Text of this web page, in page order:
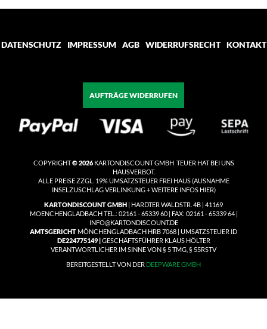
unseren
DATENSCHUTZ
IMPRESSUM AGB WIDERRUFSRECHT KONTAKT
AUFTRÄGE WIDERRUFEN
COPYRIGHT© 2026KARTONDISCOUNT GMBH TEUER HAT BEI UNS
HAUSVERBOT.
ALLE PREISE ZZGL. 19% UMSATZSTEUER FREI HAUS(AUSNAHME
INSELZUSCHLAG VERLINKUNG + WEITERE INFOS HIER)
KARTONDISCOUNT GMBH | HARDTER WALDSTR. 4B | 41169
MOENCHENGLADBACH TEL.: 02161 - 65339 60 | FAX: 02161 - 65339 64 |
INFO@KARTONDISCOUNT.DE
AMTSGERICHT MÖNCHENGLADBACH HRB 7068 | UMSATZSTEUER ID
DE224775149 |GESCHÄFTSFÜHRER KLAUS HÖLTER
VERANTWORTLICHER IM SINNE VON § 5 TMG, § 55RSTV
BEREITGESTELLT VON DER DEEPWARE GMBH